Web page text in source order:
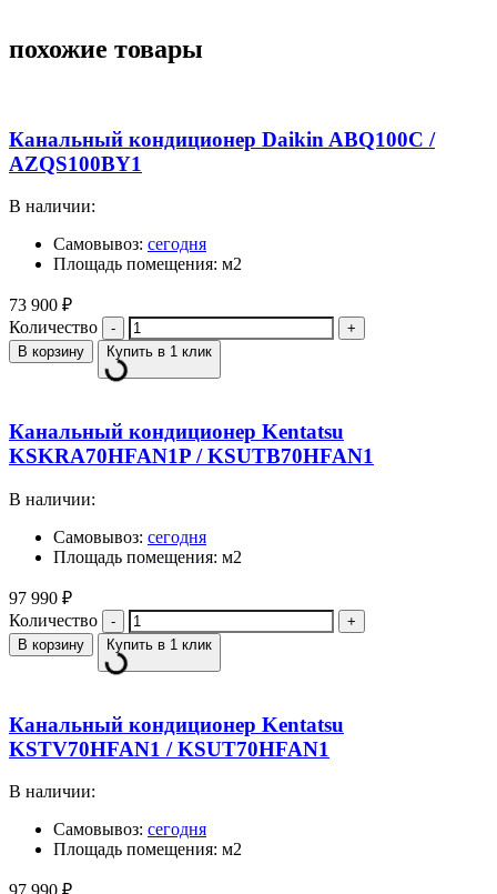
похожие товары
Канальный кондиционер Daikin ABQ100C /
AZQS100BY1
В наличии:
Самовывоз: сегодня
Площадь помещения: м2
73 900 ₽
Количество
В корзину Купить в 1 клик
Канальный кондиционер Kentatsu
KSKRA70HFAN1P / KSUTB70HFAN1
В наличии:
Самовывоз: сегодня
Площадь помещения: м2
97 990 ₽
Количество
В корзину Купить в 1 клик
Канальный кондиционер Kentatsu
KSTV70HFAN1 / KSUT70HFAN1
В наличии:
Самовывоз: сегодня
Площадь помещения: м2